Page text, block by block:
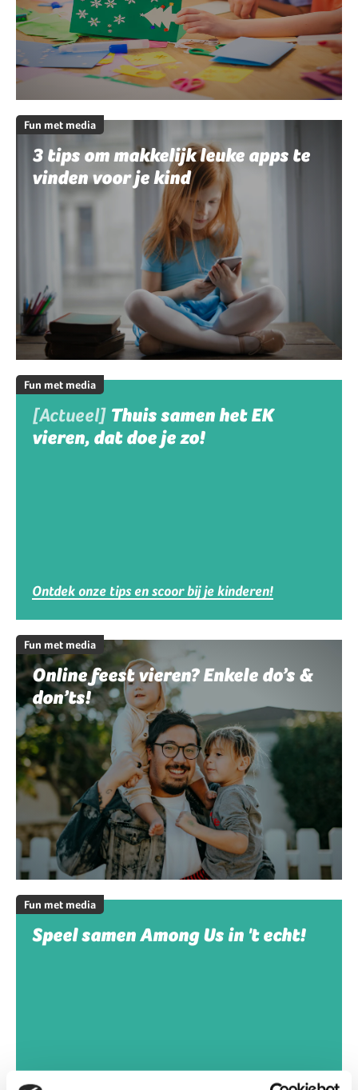
Fun met media
3 tips om makkelijk leuke apps te
vinden voor je kind
Fun met media
[Actueel] Thuis samen het EK
vieren, dat doe je zo!
Ontdek onze tips en scoor bij je kinderen!
Fun met media
Online feest vieren? Enkele do’s &
don’ts!
Fun met media
Speel samen Among Us in 't echt!